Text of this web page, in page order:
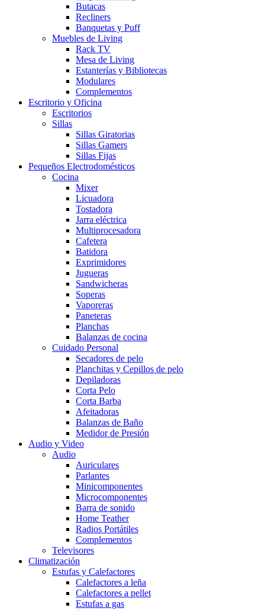
Butacas
Recliners
Banquetas y Puff
Muebles de Living
Rack TV
Mesa de Living
Estanterías y Bibliotecas
Modulares
Complementos
Escritorio y Oficina
Escritorios
Sillas
Sillas Giratorias
Sillas Gamers
Sillas Fijas
Pequeños Electrodomésticos
Cocina
Mixer
Licuadora
Tostadora
Jarra eléctrica
Multiprocesadora
Cafetera
Batidora
Exprimidores
Jugueras
Sandwicheras
Soperas
Vaporeras
Paneteras
Planchas
Balanzas de cocina
Cuidado Personal
Secadores de pelo
Planchitas y Cepillos de pelo
Depiladoras
Corta Pelo
Corta Barba
Afeitadoras
Balanzas de Baño
Medidor de Presión
Audio y Video
Audio
Auriculares
Parlantes
Minicomponentes
Microcomponentes
Barra de sonido
Home Teather
Radios Portátiles
Complementos
Televisores
Climatización
Estufas y Calefactores
Calefactores a leña
Calefactores a pellet
Estufas a gas